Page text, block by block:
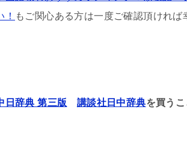
！ もご関心ある方は一度ご確認頂ければ
日辞典 第三版 講談社日中辞典を買う